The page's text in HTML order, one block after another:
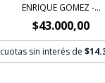
ENRIQUE GOMEZ -...
$43.000,00
cuotas sin interés de